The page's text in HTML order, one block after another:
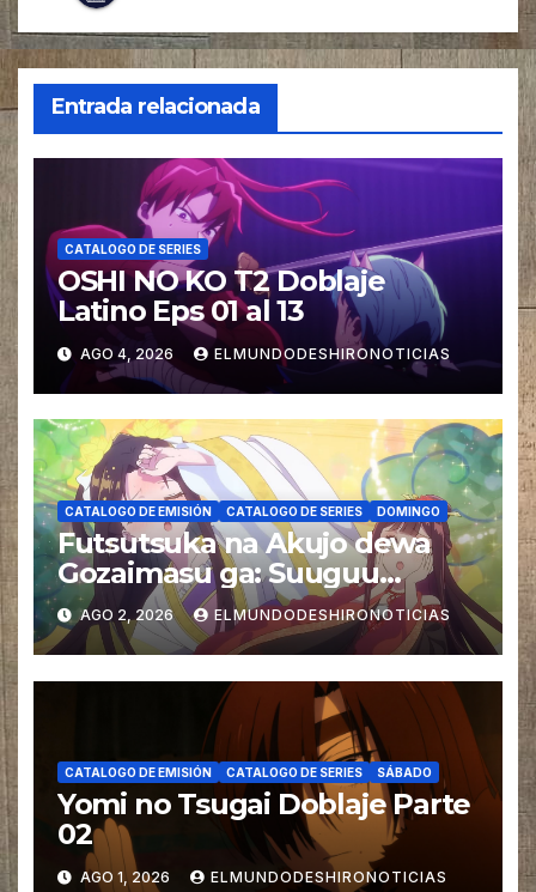
Entrada relacionada
CATALOGO DE SERIES
OSHI NO KO T2 Doblaje
Latino Eps 01 al 13
AGO 4, 2026 ELMUNDODESHIRONOTICIAS
CATALOGO DE EMISIÓN CATALOGO DE SERIES DOMINGO
Futsutsuka na Akujo dewa
Gozaimasu ga: Suuguu
Chouso Torikae Den Doblaje
AGO 2, 2026 ELMUNDODESHIRONOTICIAS
CATALOGO DE EMISIÓN CATALOGO DE SERIES SÁBADO
Yomi no Tsugai Doblaje Parte
02
AGO 1, 2026 ELMUNDODESHIRONOTICIAS